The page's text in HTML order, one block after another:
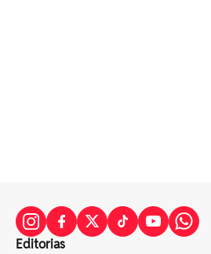
Editorias